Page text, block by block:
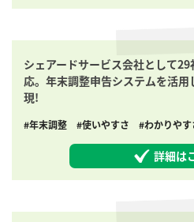
シェアードサービス会社として
応。年末調整申告システムを活
現!
#年末調整 #使いやすさ #わかりやす
詳細は